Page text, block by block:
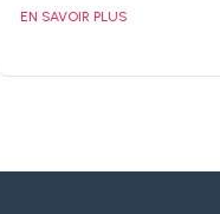
EN SAVOIR PLUS